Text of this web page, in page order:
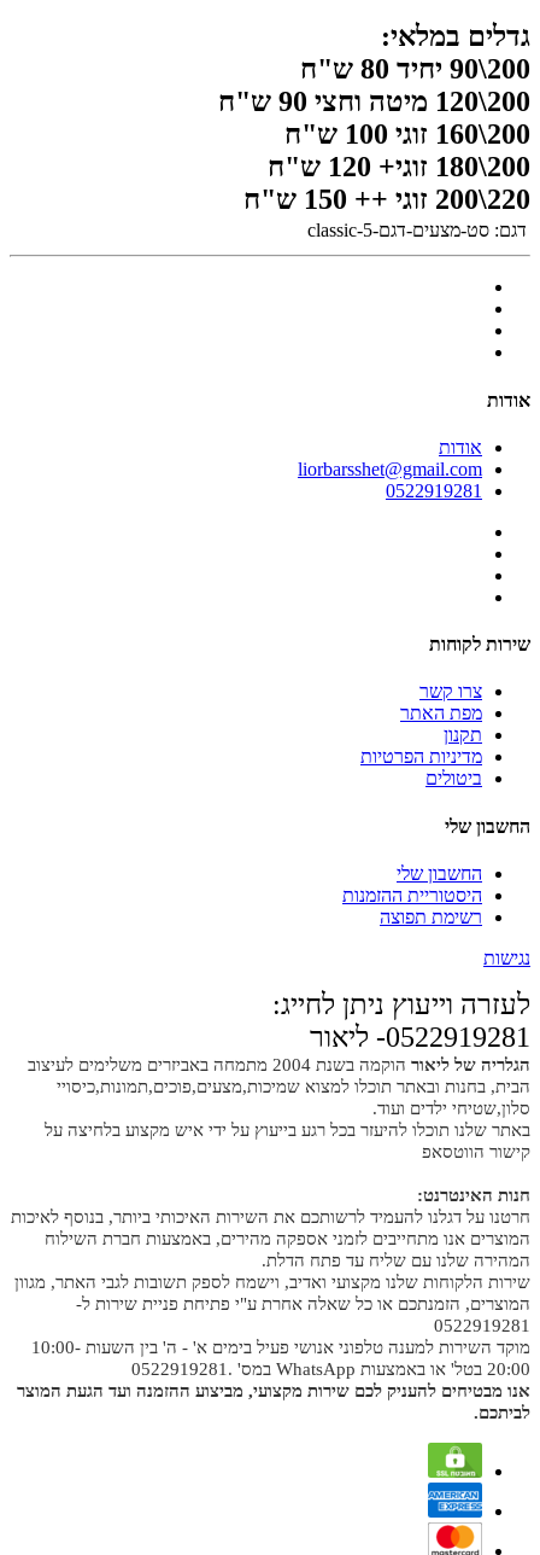
גדלים במלאי:
200\90 יחיד 80 ש"ח
200\120 מיטה וחצי 90 ש"ח
200\160 זוגי 100 ש"ח
200\180 זוגי+ 120 ש"ח
220\200 זוגי ++ 150 ש"ח
דגם: סט-מצעים-דגם-classic-5
אודות
אודות
liorbarsshet@gmail.com
0522919281
שירות לקוחות
צרו קשר
מפת האתר
תקנון
מדיניות הפרטיות
ביטולים
החשבון שלי
החשבון שלי
היסטוריית ההזמנות
רשימת תפוצה
נגישות
לעזרה וייעוץ ניתן לחייג:
0522919281- ליאור
הגלריה של ליאור
הוקמה בשנת 2004 מתמחה באביזרים משלימים לעיצוב
הבית, בחנות ובאתר תוכלו למצוא שמיכות,מצעים,פוכים,תמונות,כיסויי
סלון,שטיחי ילדים ועוד.
באתר שלנו תוכלו להיעזר בכל רגע בייעוץ על ידי איש מקצוע בלחיצה על
קישור הווטסאפ
חנות האינטרנט:
חרטנו על דגלנו להעמיד לרשותכם את השירות האיכותי ביותר, בנוסף לאיכות
המוצרים אנו מתחייבים לזמני אספקה מהירים, באמצעות חברת השילוח
המהירה שלנו עם שליח עד פתח הדלת.
שירות הלקוחות שלנו מקצועי ואדיב, וישמח לספק תשובות לגבי האתר, מגוון
המוצרים, הזמנתכם או כל שאלה אחרת ע"י פתיחת פניית שירות ל-
0522919281
מוקד השירות למענה טלפוני אנושי פעיל בימים א' - ה' בין השעות 10:00-
20:00 בטל' או באמצעות WhatsApp במס' .0522919281
אנו מבטיחים להעניק לכם שירות מקצועי, מביצוע ההזמנה ועד הגעת המוצר
לביתכם.